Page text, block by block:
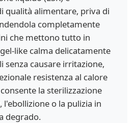
qualità alimentare, priva di
completamente
che mettono tutto in
like calma delicatamente
senza causare irritazione,
resistenza al calore
la sterilizzazione
o la pulizia in
degrado.